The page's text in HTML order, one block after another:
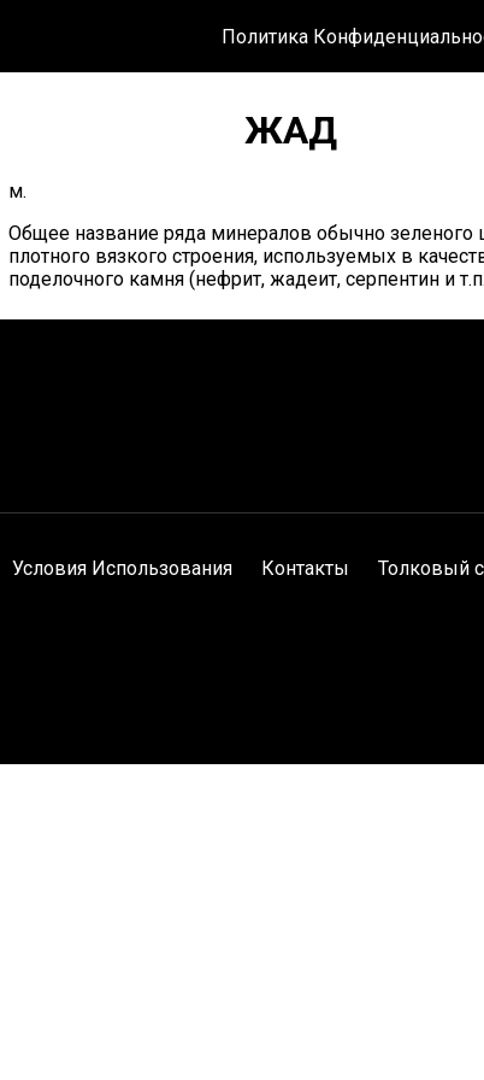
Политика
ЖАД
м.
Общее название ряда минералов обычно зеленого
плотного вязкого строения, используемых в
поделочного камня (нефрит, жадеит, серпентин и
Условия Использования Контакты Толковый